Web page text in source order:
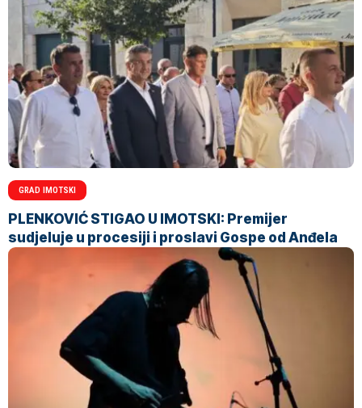
GRAD IMOTSKI
PLENKOVIĆ STIGAO U IMOTSKI: Premijer
sudjeluje u procesiji i proslavi Gospe od Anđela